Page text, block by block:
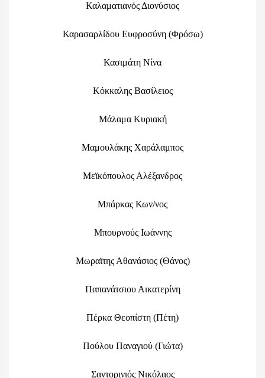
Καλαματιανός Διονύσιος
Καρασαρλίδου Ευφροσύνη (Φρόσω)
Κασιμάτη Νίνα
Κόκκαλης Βασίλειος
Μάλαμα Κυριακή
Μαμουλάκης Χαράλαμπος
Μεϊκόπουλος Αλέξανδρος
Μπάρκας Κων/νος
Μπουρνούς Ιωάννης
Μωραϊτης Αθανάσιος (Θάνος)
Παπανάτσιου Αικατερίνη
Πέρκα Θεοπίστη (Πέτη)
Πούλου Παναγιού (Γιώτα)
Σαντορινιός Νικόλαος